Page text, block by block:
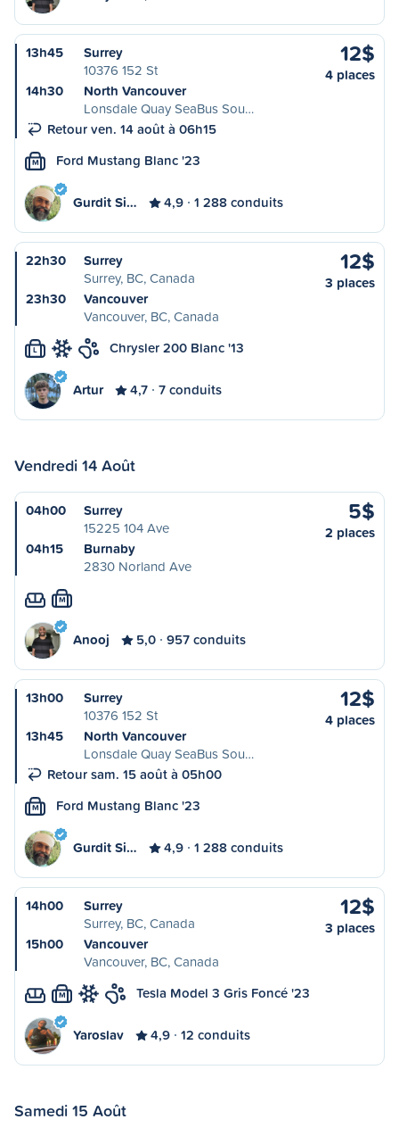
13h45
Surrey
10376 152 St
14h30
North Vancouver
Lonsdale Quay SeaBus Sou…
Retour ven. 14 août à 06h15
12$
4 places
M Ford Mustang Blanc '23
Gurdit Si… 4,9 1 288 conduits
22h30
Surrey
Surrey, BC, Canada
23h30
Vancouver
Vancouver, BC, Canada
12$
3 places
L Chrysler 200 Blanc '13
Artur 4,7 7 conduits
Vendredi 14 Août
04h00
Surrey
15225 104 Ave
04h15
Burnaby
2830 Norland Ave
5$
2 places
M
Anooj 5,0 957 conduits
13h00
Surrey
10376 152 St
13h45
North Vancouver
Lonsdale Quay SeaBus Sou…
Retour sam. 15 août à 05h00
12$
4 places
M Ford Mustang Blanc '23
Gurdit Si… 4,9 1 288 conduits
14h00
Surrey
Surrey, BC, Canada
15h00
Vancouver
Vancouver, BC, Canada
12$
3 places
M Tesla Model 3 Gris Foncé '23
Yaroslav 4,9 12 conduits
Samedi 15 Août